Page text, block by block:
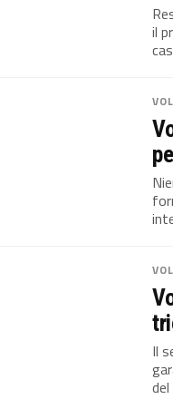
il
Il